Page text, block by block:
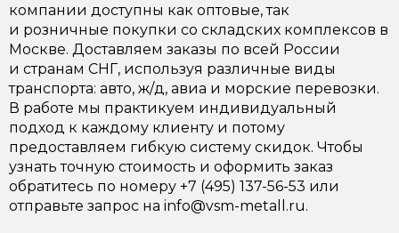
компании доступны как оптовые, так
и розничные покупки со складских комплексов в
Москве. Доставляем заказы по всей России
и странам СНГ, используя различные виды
транспорта: авто, ж/д, авиа и морские перевозки.
В работе мы практикуем индивидуальный
подход к каждому клиенту и потому
предоставляем гибкую систему скидок. Чтобы
узнать точную стоимость и оформить заказ
обратитесь по номеру +7 (495) 137-56-53 или
отправьте запрос на info@vsm-metall.ru.